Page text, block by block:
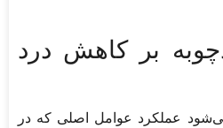
بر کاهش درد
عملکرد عوامل اصلی که در